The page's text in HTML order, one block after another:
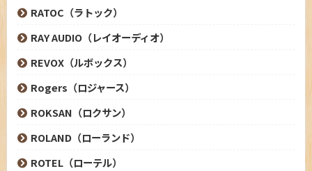
RATOC（ラトック）
RAY AUDIO（レイオーディオ）
REVOX（ルボックス）
Rogers（ロジャース）
ROKSAN（ロクサン）
ROLAND（ローランド）
ROTEL（ローテル）